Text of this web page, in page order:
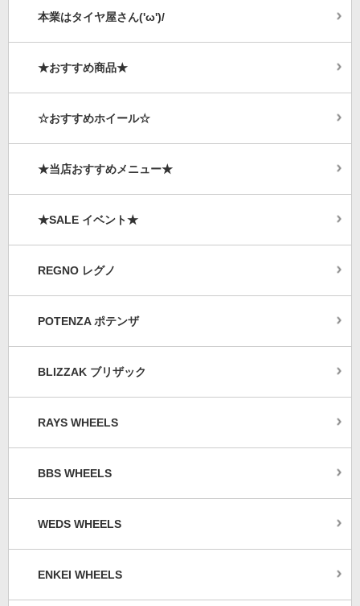
本業はタイヤ屋さん('ω')/
★おすすめ商品★
☆おすすめホイール☆
★当店おすすめメニュー★
★SALE イベント★
REGNO レグノ
POTENZA ポテンザ
BLIZZAK ブリザック
RAYS WHEELS
BBS WHEELS
WEDS WHEELS
ENKEI WHEELS